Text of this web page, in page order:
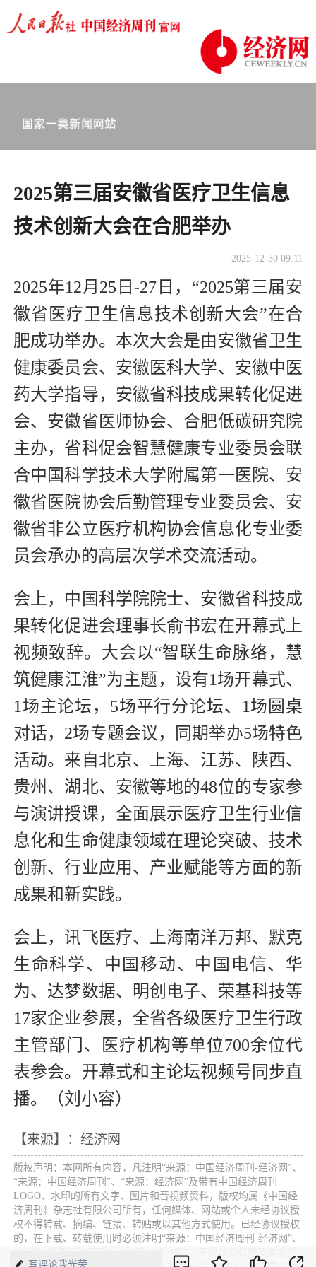
2025第三届安徽省医疗卫生信息
技术创新大会在合肥举办
2025-12-30 09:11
2025年12月25日-27日，“2025第三届安
徽省医疗卫生信息技术创新大会”在合
肥成功举办。本次大会是由安徽省卫生
健康委员会、安徽医科大学、安徽中医
药大学指导，安徽省科技成果转化促进
会、安徽省医师协会、合肥低碳研究院
主办，省科促会智慧健康专业委员会联
合中国科学技术大学附属第一医院、安
徽省医院协会后勤管理专业委员会、安
徽省非公立医疗机构协会信息化专业委
员会承办的高层次学术交流活动。
会上，中国科学院院士、安徽省科技成
果转化促进会理事长俞书宏在开幕式上
视频致辞。 大会以“智联生命脉络，慧
筑健康江淮”为主题，设有1场开幕式、
1场主论坛，5场平行分论坛、1场圆桌
对话，2场专题会议，同期举办5场特色
活动。来自北京、上海、江苏、陕西、
贵州、湖北、安徽等地的48位的专家参
与演讲授课，全面展示医疗卫生行业信
息化和生命健康领域在理论突破、技术
创新、行业应用、产业赋能等方面的新
成果和新实践。
会上，讯飞医疗、上海南洋万邦、默克
生命科学、中国移动、中国电信、华
为、达梦数据、明创电子、荣基科技等
17家企业参展，全省各级医疗卫生行政
主管部门、医疗机构等单位700余位代
表参会。开幕式和主论坛视频号同步直
播。（刘小容）
【来源】：经济网
版权声明：本网所有内容，凡注明“来源：中国经济周刊-经济网”、
“来源：中国经济周刊”、“来源：经济网”及带有中国经济周刊
LOGO、水印的所有文字、图片和音视频资料，版权均属《中国经
济周刊》杂志社有限公司所有，任何媒体、网站或个人未经协议授
权不得转载、摘编、链接、转贴或以其他方式使用。已经协议授权
的，在下载、转载使用时必须注明“来源：中国经济周刊-经济网”、
“来源：中国经济周刊”、“来源：经济网”，不得改动标题及文字内
写评论我光荣